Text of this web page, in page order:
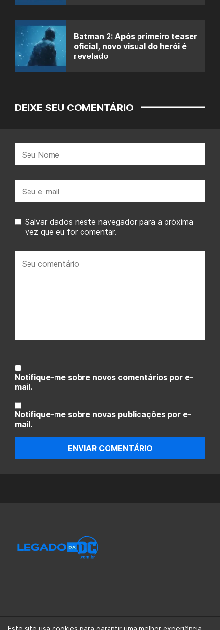
Batman 2: Após primeiro teaser
oficial, novo visual do herói é
revelado
DEIXE SEU COMENTÁRIO
mail:
Salvar dados neste navegador para a próxima
vez que eu for comentar.
comentário:
Notifique-me sobre novos comentários por e-
mail.
Notifique-me sobre novas publicações por e-
mail.
ENVIAR COMENTÁRIO
Este site usa cookies para garantir uma melhor experiência.